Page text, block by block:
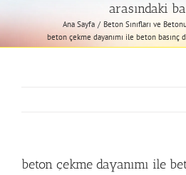
arasındaki
Ana Sayfa
Beton Sınıfları ve
beton çekme dayanımı ile beton basınç
beton çekme dayanımı ile